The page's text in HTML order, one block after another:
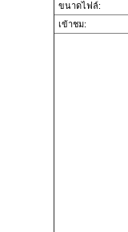
ขนาดไฟล์:
เข้าชม: